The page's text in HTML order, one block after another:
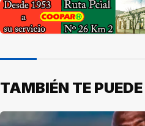
TAMBIÉN TE